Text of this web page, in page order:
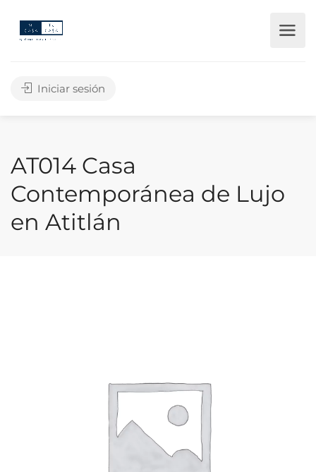
Iniciar sesión
AT014 Casa
Contemporánea de Lujo
en Atitlán